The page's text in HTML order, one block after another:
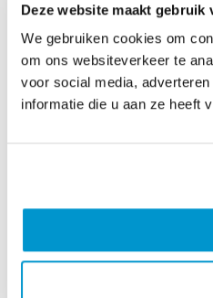
Deze website maakt gebruik
We gebruiken cookies om
om ons websiteverkeer te
voor social media,
informatie die u aan ze heeft